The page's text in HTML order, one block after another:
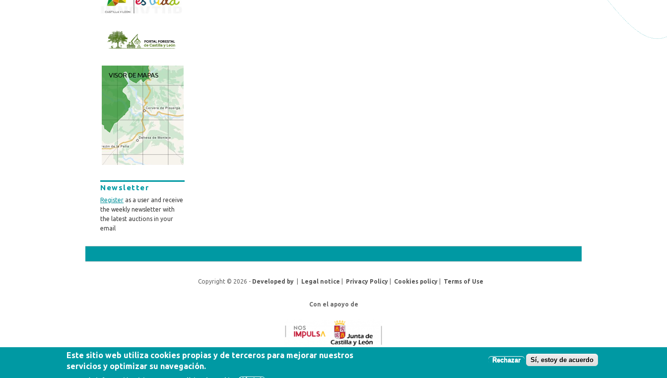
Newsletter
Register as a user and receive
the weekly newsletter with
the latest auctions in your
email
Copyright © 2026 - Developed by Legal notice Privacy Policy Cookies policy Terms of Use
Con el apoyo de
Este sitio web utiliza cookies propias y de terceros para mejorar nuestros
servicios y optimizar su navegación.
Rechazar Sí, estoy de acuerdo